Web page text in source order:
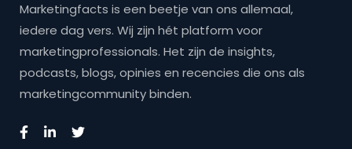
Marketingfacts is een beetje van ons allemaal,
iedere dag vers. Wij zijn hét platform voor
marketingprofessionals. Het zijn de insights,
podcasts, blogs, opinies en recencies die ons als
marketingcommunity binden.